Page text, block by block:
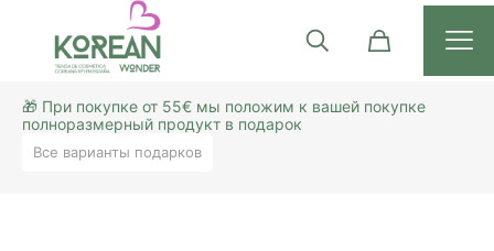
🎁 При покупке от 55€ мы положим к вашей покупке
полноразмерный продукт в подарок
Все варианты подарков